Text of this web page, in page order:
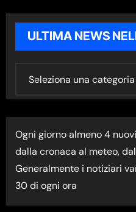
ULTIMA NEWS
M
A
N
E
W
Ogni giorno almeno 4
dalla cronaca al meteo,
Generalmente i notiziari
30 di ogni ora